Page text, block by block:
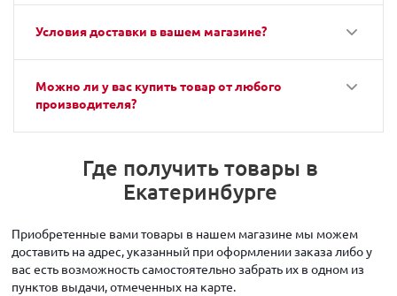
Условия доставки в вашем магазине?
Можно ли у вас купить товар от любого
производителя?
Где получить товары в
Екатеринбурге
Приобретенные вами товары в нашем магазине мы можем
доставить на адрес, указанный при оформлении заказа либо у
вас есть возможность самостоятельно забрать их в одном из
пунктов выдачи, отмеченных на карте.